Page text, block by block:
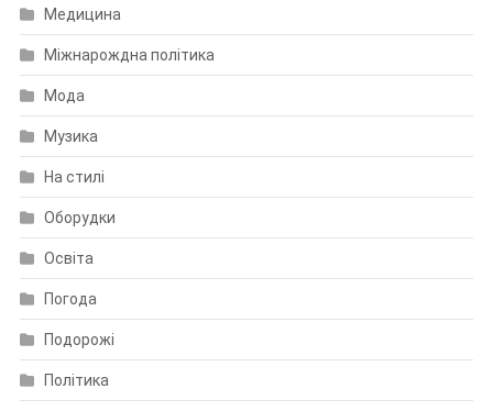
Медицина
Міжнарождна політика
Мода
Музика
На стилі
Оборудки
Освіта
Погода
Подорожі
Політика